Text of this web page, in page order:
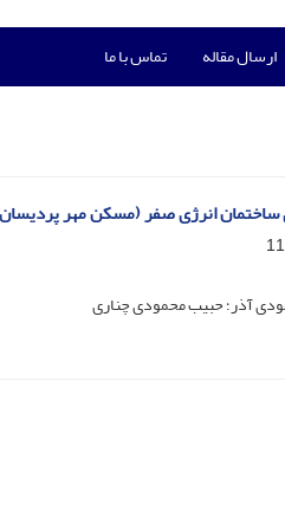
ارسال مقاله تماس با ما
انرژی صفر (مسکن مهر
آذر؛ حبیب محمودی چناری